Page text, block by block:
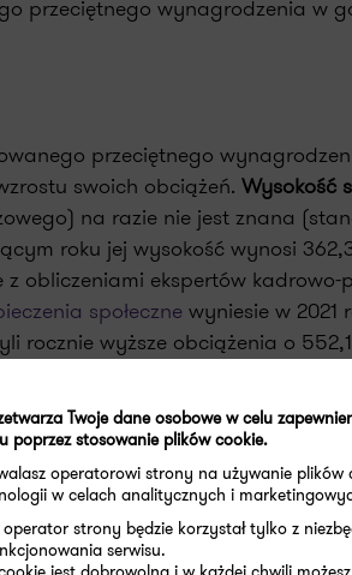
przeciętnego wynagrodzenia w
przeciętnego
swoich obciążeń. Wysokość
na razie nie jest znana
roku jej wysokość wynosi
obliczeniami ekspertów kadrowo-
społecznewyniesie w 2021
rocznie wyższe obciążenia o
Twoje dane osobowe w celu
poprzez stosowanie plików cookie.
operatorowi strony na używanie plików
w celach analitycznych i
strony będzie korzystał tylko z
serwisu.